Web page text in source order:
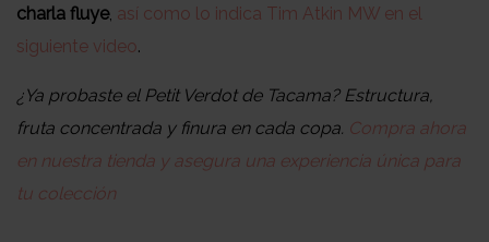
charla fluye, así como lo indica Tim Atkin MW en el
siguiente video.
¿Ya probaste el Petit Verdot de Tacama? Estructura,
fruta concentrada y finura en cada copa. Compra ahora
en nuestra tienda y asegura una experiencia única para
tu colección